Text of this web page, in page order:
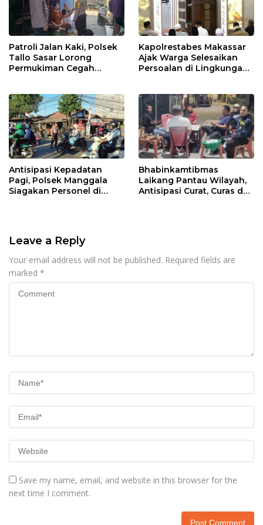
Patroli Jalan Kaki, Polsek
Tallo Sasar Lorong
Permukiman Cegah
Kapolrestabes Makassar
Ajak Warga Selesaikan
Persoalan di Lingkungan
Antisipasi Kepadatan
Pagi, Polsek Manggala
Siagakan Personel di
Bhabinkamtibmas
Laikang Pantau Wilayah,
Antisipasi Curat, Curas dan
Leave a Reply
Your email address will not be published. Required fields are
marked *
Save my name, email, and website in this browser for the
next time I comment.